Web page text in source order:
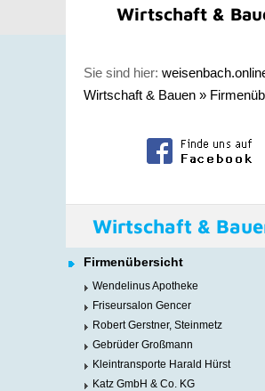
Wirtschaft &
Sie sind hier:
Wirtschaft & Bauen »
Wirtschaft &
Firmenübersicht
Wendelinus Apotheke
Friseursalon Gencer
Robert Gerstner, Steinmetz
Gebrüder Großmann
Kleintransporte Harald Hürst
Katz GmbH & Co. KG